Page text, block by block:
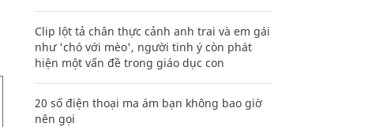
Clip lột tả chân thực cảnh anh trai và em gái
như 'chó với mèo', người tinh ý còn phát
hiện một vấn đề trong giáo dục con
20 số điện thoại ma ám bạn không bao giờ
nên gọi